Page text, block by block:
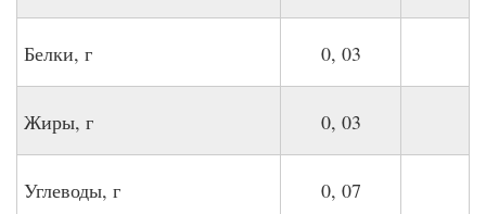
Белки, г 0, 03
Жиры, г 0, 03
Углеводы, г 0, 07